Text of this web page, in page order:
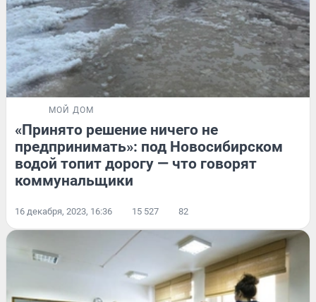
МОЙ ДОМ
«Принято решение ничего не
предпринимать»: под Новосибирском
водой топит дорогу — что говорят
коммунальщики
16 декабря, 2023, 16:36 15 527 82